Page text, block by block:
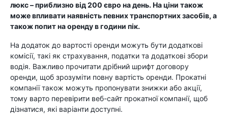
люкс – приблизно від 200 євро на день. На ціни також
може впливати наявність певних транспортних засобів, а
також попит на оренду в години пік.
На додаток до вартості оренди можуть бути додаткові
комісії, такі як страхування, податки та додаткові збори
водія. Важливо прочитати дрібний шрифт договору
оренди, щоб зрозуміти повну вартість оренди. Прокатні
компанії також можуть пропонувати знижки або акції,
тому варто перевірити веб-сайт прокатної компанії, щоб
дізнатися, які варіанти доступні.